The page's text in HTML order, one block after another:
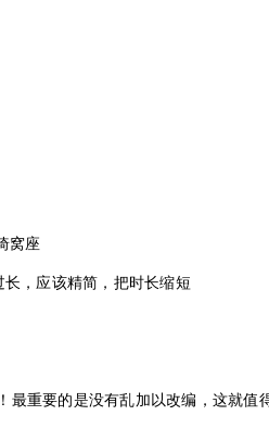
窝座
，应该精简，把时长缩短
重要的是没有乱加以改编，这就值